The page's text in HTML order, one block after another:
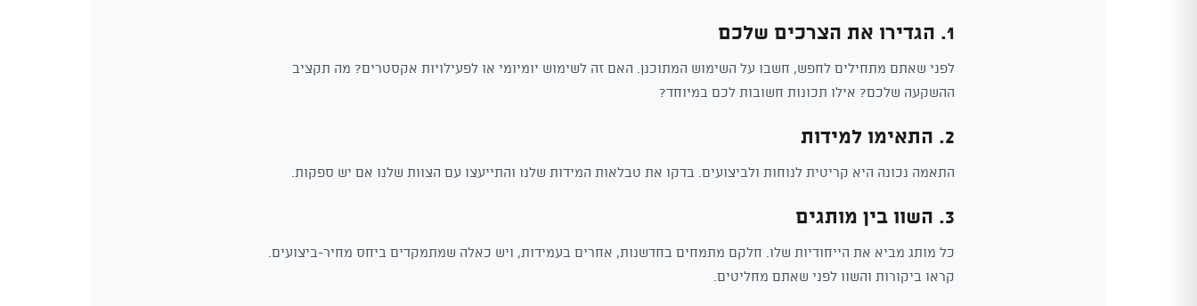
1. הגדירו את הצרכים שלכם
לפני שאתם מתחילים לחפש, חשבו על השימוש המתוכנן. האם זה לשימוש יומיומי או לפעילויות אקסטרים? מה תקציב
ההשקעה שלכם? אילו תכונות חשובות לכם במיוחד?
2. התאימו למידות
התאמה נכונה היא קריטית לנוחות ולביצועים. בדקו את טבלאות המידות שלנו והתייעצו עם הצוות שלנו אם יש ספקות.
3. השוו בין מותגים
כל מותג מביא את הייחודיות שלו. חלקם מתמחים בחדשנות, אחרים בעמידות, ויש כאלה שמתמקדים ביחס מחיר-ביצועים.
קראו ביקורות והשוו לפני שאתם מחליטים.